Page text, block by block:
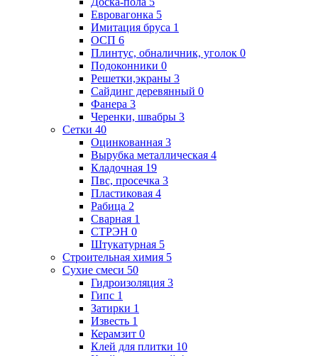
Евровагонка 5
Имитация бруса 1
ОСП 6
Плинтус, обналичник, уголок 0
Подоконники 0
Решетки,экраны 3
Сайдинг деревянный 0
Фанера 3
Черенки, швабры 3
Сетки 40
Оцинкованная 3
Вырубка металлическая 4
Кладочная 19
Пвс, просечка 3
Пластиковая 4
Рабица 2
Сварная 1
СТРЭН 0
Штукатурная 5
Строительная химия 5
Сухие смеси 50
Гидроизоляция 3
Гипс 1
Затирки 1
Известь 1
Керамзит 0
Клей для плитки 10